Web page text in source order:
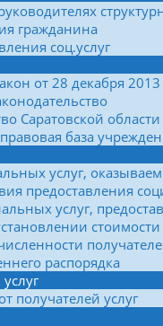
гражданина
соц.услуг
от 28 декабря
Саратовской области
база
услуг,
предоставления
услуг,
стоимости
распорядка
получателей услуг